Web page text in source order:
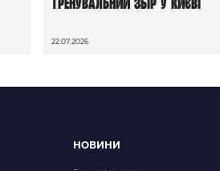
22.07.2026
НОВИНИ